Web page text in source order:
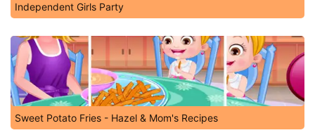
Independent Girls Party
Sweet Potato Fries - Hazel & Mom's Recipes